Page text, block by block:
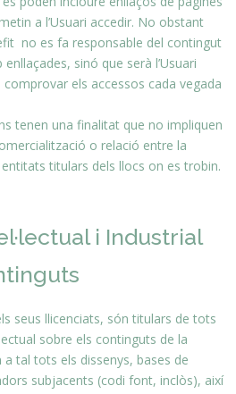
a l’Usuari accedir. No obstant
no es fa responsable del contingut
enllaçades, sinó que serà l’Usuari
comprovar els accessos cada vegada
tenen una finalitat que no impliquen
o relació entre la
titulars dels llocs on es trobin.
i Industrial
seus llicenciats, són titulars de tots
sobre els continguts de la
tal tots els dissenys, bases de
subjacents (codi font, inclòs), així